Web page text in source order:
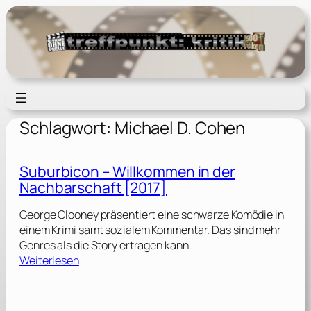
Zum
Inhalt
springen
Schlagwort: Michael D. Cohen
Suburbicon – Willkommen in der
Nachbarschaft [2017]
George Clooney präsentiert eine schwarze Komödie in
einem Krimi samt sozialem Kommentar. Das sind mehr
Genres als die Story ertragen kann.
Weiterlesen: